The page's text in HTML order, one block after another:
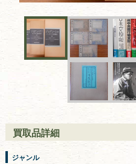
買取品詳細
ジャンル